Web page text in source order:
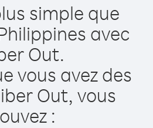
simple que
avec
Out.
vous avez des
Out, vous
: